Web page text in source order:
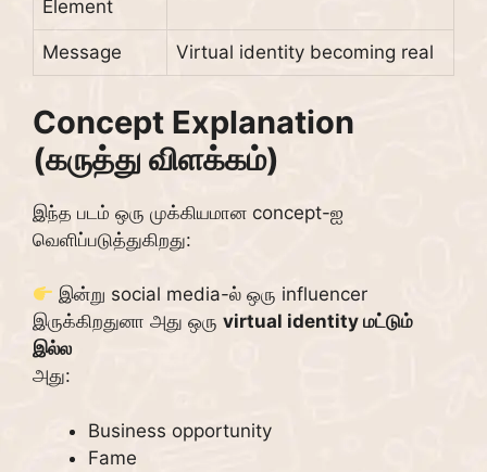
Element
Message Virtual identity becoming real
Concept Explanation
(கருத்து விளக்கம்)
இந்த படம் ஒரு முக்கியமான concept-ஐ
வெளிப்படுத்துகிறது:
இன்று social media-ல் ஒரு influencer
இருக்கிறதுனா அது ஒரு virtual identity மட்டும்
இல்ல
அது:
Business opportunity
Fame